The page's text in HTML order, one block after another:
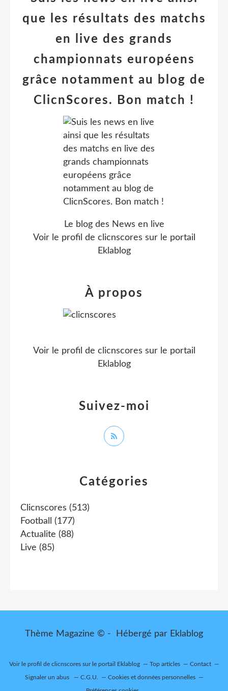
Catégories
Clicnscores (513)
Football
(177)
Actualite (88)
Live (85)
que les résultats des matchs
en live des grands
championnats européens
grâce notamment au blog de
ClicnScores. Bon match !
Le blog des News en live
Voir le profil de clicnscores sur le portail
Eklablog
Suivez-moi
À propos
Voir le profil de clicnscores sur le portail
Eklablog
Thème Magazine © - Hébergé par Eklablog
Voir le profil de clicnscoressur le portail Eklablog Top articles Contact
Signaler un abus C.G.U. Cookies et données personnelles